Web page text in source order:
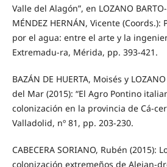
Valle del Alagón”, en LOZANO
MÉNDEZ HERNÁN, Vicente
por el agua: entre el arte y la
Extremadu-ra, Mérida, pp. 393-421.
BAZÁN DE HUERTA, Moisés y
del Mar (2015): “El Agro Pontino
colonización en la provincia de Cá-
Valladolid, nº 81, pp. 203-230.
CABECERA SORIANO, Rubén (2015):
colonización extremeños de Alejan-